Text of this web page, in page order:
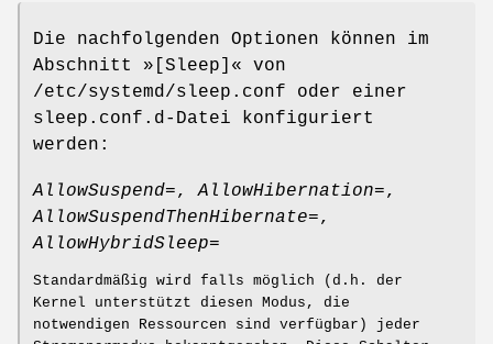
Die nachfolgenden Optionen können im
Abschnitt »[Sleep]« von
/etc/systemd/sleep.conf oder einer
sleep.conf.d-Datei konfiguriert
werden:
AllowSuspend=,AllowHibernation=,
AllowSuspendThenHibernate=,
AllowHybridSleep=
Standardmäßig wird falls möglich (d.h. der
Kernel unterstützt diesen Modus, die
notwendigen Ressourcen sind verfügbar) jeder